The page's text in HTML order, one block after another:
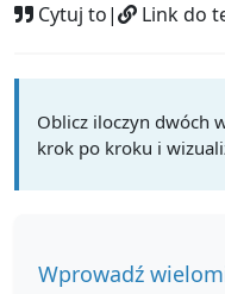
Cytuj to| Link do
Oblicz iloczyn dwóch
krok po kroku i
Wprowadź